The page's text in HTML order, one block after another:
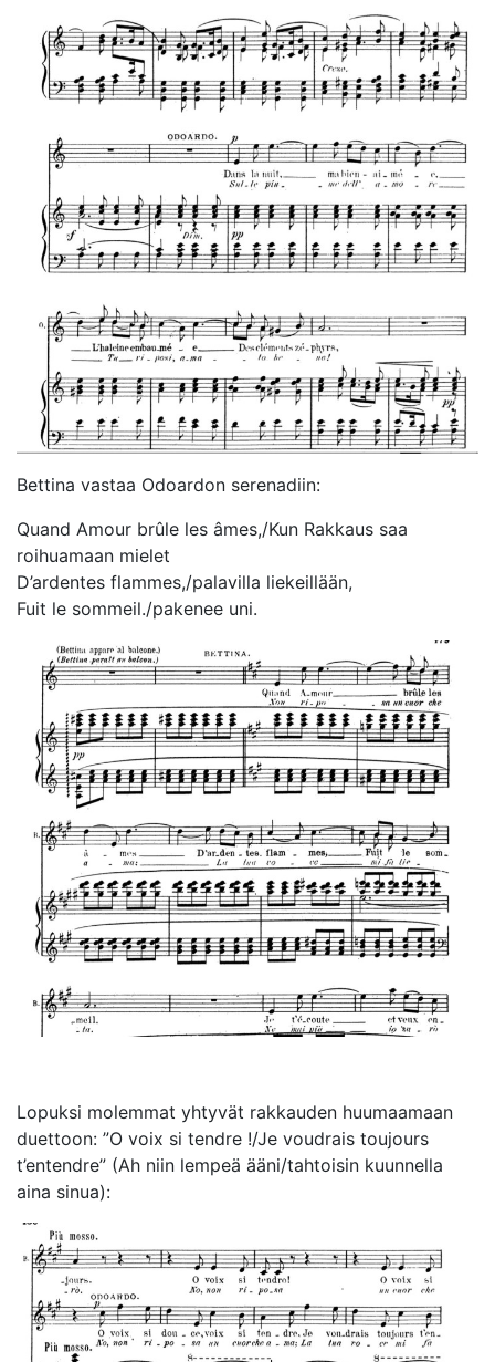
Bettina vastaa Odoardon serenadiin:
Quand Amour brûle les âmes,/Kun Rakkaus saa
roihuamaan mielet
D’ardentes flammes,/palavilla liekeillään,
Fuit le sommeil./pakenee uni.
Lopuksi molemmat yhtyvät rakkauden huumaamaan
duettoon: ”O voix si tendre !/Je voudrais toujours
t’entendre” (Ah niin lempeä ääni/tahtoisin kuunnella
aina sinua):